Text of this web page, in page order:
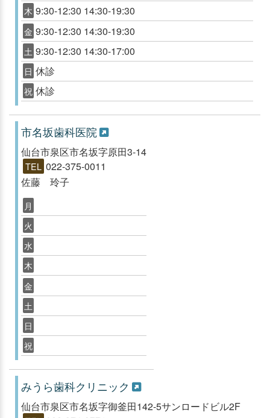
木 9:30-12:30 14:30-19:30
金 9:30-12:30 14:30-19:30
土 9:30-12:30 14:30-17:00
日 休診
祝 休診
市名坂歯科医院
仙台市泉区市名坂字原田3-14
TEL 022-375-0011
佐藤 玲子
月
火
水
木
金
土
日
祝
みうら歯科クリニック
仙台市泉区市名坂字御釜田142-5サンロードビル2F